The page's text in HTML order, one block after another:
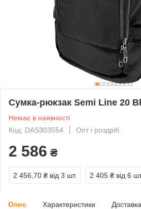
Сумка-рюкзак Semi Line 20
Немає в наявності
Код: DAS303554
Опт і роздріб
2 586 ₴
2 456,70 ₴ від 3 шт. 2 405 ₴ від 6
Опис Характеристики Доставка